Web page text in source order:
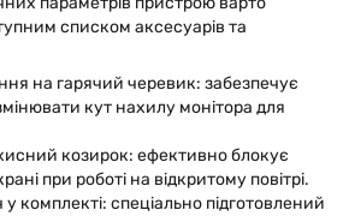
списком аксесуарів та
на гарячий черевик: забезпечує
кут нахилу монітора для
козирок: ефективно блокує
при роботі на відкритому повітрі.
комплекті: спеціально підготовлений